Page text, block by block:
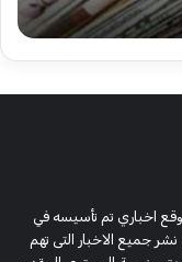
اخباري تم تأسيسه في
الى نشر جميع الاخبار التى تهم